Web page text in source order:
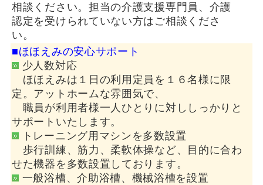
相談ください。担当の介護支援専門員、介護
認定を受けられていない方はご相談くださ
い。
■ほほえみの安心サポート
少人数対応
ほほえみは１日の利用定員を１６名様に限
定。アットホームな雰囲気で、
職員が利用者様一人ひとりに対ししっかりと
サポートいたします。
トレーニング用マシンを多数設置
歩行訓練、筋力、柔軟体操など、目的に合わ
せた機器を多数設置しております。
一般浴槽、介助浴槽、機械浴槽を設置